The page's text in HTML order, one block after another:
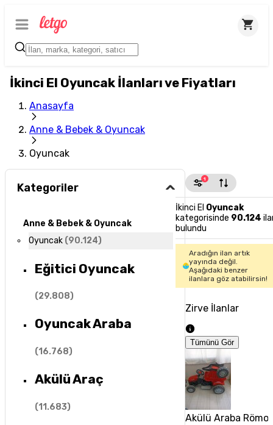
İkinci El Oyuncak İlanları ve Fiyatları
Anasayfa
Anne & Bebek & Oyuncak
Oyuncak
Kategoriler
Anne & Bebek & Oyuncak
Oyuncak (90.124)
Eğitici Oyuncak
(29.808)
Oyuncak Araba
(16.768)
Akülü Araç
(11.683)
1
İkinci El Oyuncak
kategorisinde 90.124
bulundu
Aradığın ilan artık
yayında değil.
Aşağıdaki benzer
ilanlara göz atabilirsin!
Zirve İlanlar
Tümünü Gör
Akülü Araba